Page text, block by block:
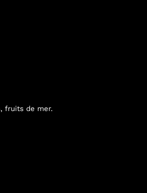
fruits de mer.